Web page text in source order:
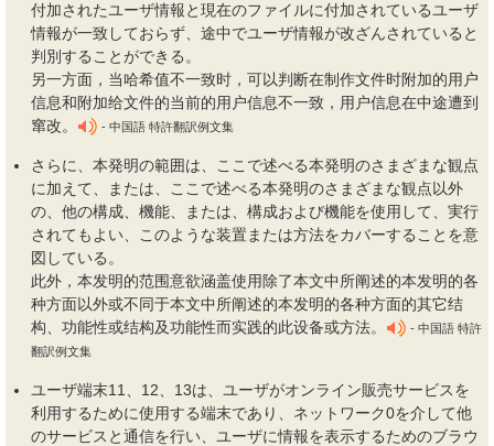
付加されたユーザ情報と現在のファイルに付加されているユーザ
情報が一致しておらず、途中でユーザ情報が改ざんされていると
判別することができる。
另一方面，当哈希值不一致时，可以判断在制作文件时附加的用户
信息和附加给文件的当前的用户信息不一致，用户信息在中途遭到
窜改。
- 中国語 特許翻訳例文集
さらに、本発明の範囲は、ここで述べる本発明のさまざまな観点
に加えて、または、ここで述べる本発明のさまざまな観点以外
の、他の構成、機能、または、構成および機能を使用して、実行
されてもよい、このような装置または方法をカバーすることを意
図している。
此外，本发明的范围意欲涵盖使用除了本文中所阐述的本发明的各
种方面以外或不同于本文中所阐述的本发明的各种方面的其它结
构、功能性或结构及功能性而实践的此设备或方法。
- 中国語 特許
翻訳例文集
ユーザ端末11、12、13は、ユーザがオンライン販売サービスを
利用するために使用する端末であり、ネットワーク0を介して他
のサービスと通信を行い、ユーザに情報を表示するためのブラウ